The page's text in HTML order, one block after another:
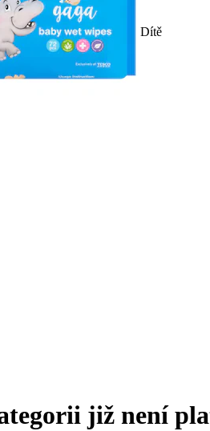
Dítě
již není